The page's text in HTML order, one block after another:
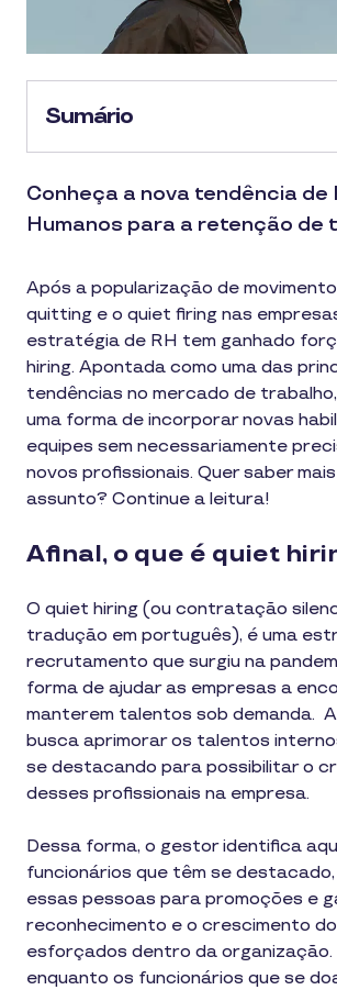
Sumário
Conheça a nova tendência de
Humanos para a retenção de
Após a popularização de
quitting e o quiet firing nas
estratégia de RH tem ganhado
hiring. Apontada como uma das
tendências no mercado de
uma forma de incorporar novas
equipes sem necessariamente
novos profissionais. Quer saber
assunto? Continue a leitura!
Afinal, o que é quiet
O quiet hiring (ou contratação
tradução em português), é uma
recrutamento que surgiu na
forma de ajudar as empresas a
manterem talentos sob demanda.
busca aprimorar os talentos
se destacando para possibilitar o
desses profissionais na empresa.
Dessa forma, o gestor identifica
funcionários que têm se destacado,
essas pessoas para promoções e
reconhecimento e o crescimento
esforçados dentro da organização.
enquanto os funcionários que se